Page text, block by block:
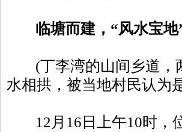
临塘而建，“风水宝地
(丁李湾的山间乡道，
水相拱，被当地村民认
12月16日上午10时，